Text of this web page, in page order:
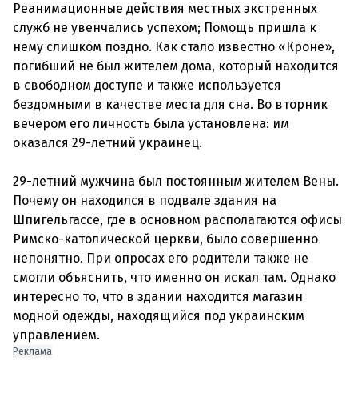
Реанимационные действия местных экстренных
служб не увенчались успехом; Помощь пришла к
нему слишком поздно. Как стало известно «Кроне»,
погибший не был жителем дома, который находится
в свободном доступе и также используется
бездомными в качестве места для сна. Во вторник
вечером его личность была установлена: им
оказался 29-летний украинец.
29-летний мужчина был постоянным жителем Вены.
Почему он находился в подвале здания на
Шпигельгассе, где в основном располагаются офисы
Римско-католической церкви, было совершенно
непонятно. При опросах его родители также не
смогли объяснить, что именно он искал там. Однако
интересно то, что в здании находится магазин
модной одежды, находящийся под украинским
управлением.
Реклама